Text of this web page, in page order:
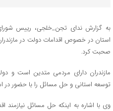
به گزارش ندای تجن_خلجی، رییس
استان در خصوص اقدامات دولت در
صحبت کرد.
مازندران دارای مردمی متدین است و
توسعه استانی و حل مسائل را با حضور در
وی با اشاره به اینکه حل مسائل